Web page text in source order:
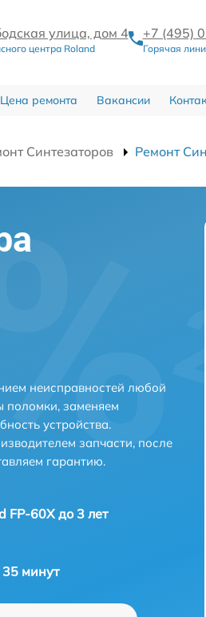
улица, дом 4
центра Roland
+7 (495)
Горячая
Цена ремонта Вакансии
Синтезаторов Ремонт
неисправностей любой
поломки, заменяем
устройства.
запчасти, после
гарантию.
FP-60X до 3 лет
35 минут